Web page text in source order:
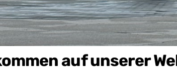
auf unserer